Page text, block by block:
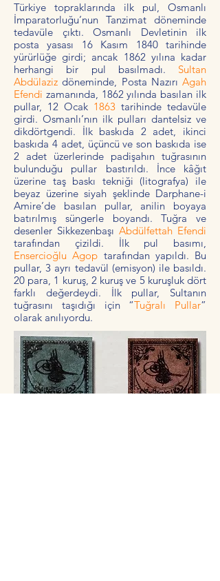
Türkiye topraklarında ilk pul, Osmanlı
İmparatorluğu’nun Tanzimat döneminde
tedavüle çıktı. Osmanlı Devletinin ilk
posta yasası 16 Kasım 1840 tarihinde
yürürlüğe girdi; ancak 1862 yılına kadar
herhangi bir pul basılmadı. Sultan
Abdülaziz döneminde, Posta Nazırı Agah
Efendi zamanında, 1862 yılında basılan ilk
pullar, 12 Ocak 1863 tarihinde tedavüle
girdi. Osmanlı’nın ilk pulları dantelsiz ve
dikdörtgendi. İlk baskıda 2 adet, ikinci
baskıda 4 adet, üçüncü ve son baskıda ise
2 adet üzerlerinde padişahın tuğrasının
bulunduğu pullar bastırıldı. İnce kâğıt
üzerine taş baskı tekniği (litografya) ile
beyaz üzerine siyah şeklinde Darphane-i
Amire’de basılan pullar, anilin boyaya
batırılmış süngerle boyandı. Tuğra ve
desenler Sikkezenbaşı Abdülfettah Efendi
tarafından çizildi. İlk pul basımı,
Ensercioğlu Agop tarafından yapıldı. Bu
pullar, 3 ayrı tedavül (emisyon) ile basıldı.
20 para, 1 kuruş, 2 kuruş ve 5 kuruşluk dört
farklı değerdeydi. İlk pullar, Sultanın
tuğrasını taşıdığı için “Tuğralı Pullar”
olarak anılıyordu.